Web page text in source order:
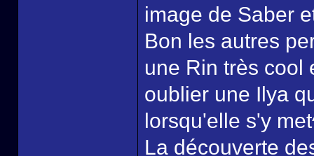
image de Saber
Bon les autres
une Rin très cool
oublier une Ilya
lorsqu'elle s'y
La découverte